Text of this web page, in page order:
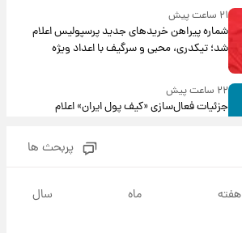
۲۱ ساعت پیش
شماره پیراهن خریدهای جدید پرسپولیس اعلام
شد؛ تیکدری، محبی و سرگیف با اعداد ویژه
۲۲ ساعت پیش
جزئیات فعال‌سازی «کیف پول ایران» اعلام
امروز پنجشنبه ۱۵ مرداد ۱۴۰۵ +جدول
پربحث ها
هفته ماه سال